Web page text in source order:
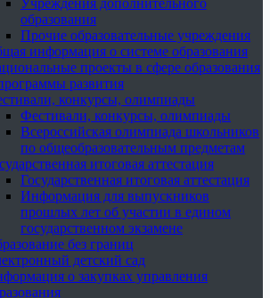
Учреждения дополнительного
образования
Прочие образовательные учреждения
информация о системе образования
проекты в сфере образования
развития
конкурсы, олимпиады
Фестивали, конкурсы, олимпиады
Всероссийская олимпиада школьников
по общеобразовательным предметам
итоговая аттестация
Государственная итоговая аттестация
Информация для выпускников
прошлых лет об участии в едином
государственном экзамене
без границ
детский сад
о закупках управления